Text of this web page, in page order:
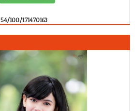
54/100/171470163